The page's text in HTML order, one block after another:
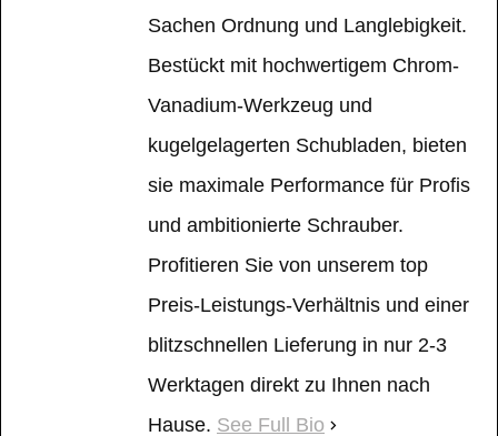
Sachen Ordnung und Langlebigkeit.
Bestückt mit hochwertigem Chrom-
Vanadium-Werkzeug und
kugelgelagerten Schubladen, bieten
sie maximale Performance für Profis
und ambitionierte Schrauber.
Profitieren Sie von unserem top
Preis-Leistungs-Verhältnis und einer
blitzschnellen Lieferung in nur 2-3
Werktagen direkt zu Ihnen nach
Hause. See Full Bio